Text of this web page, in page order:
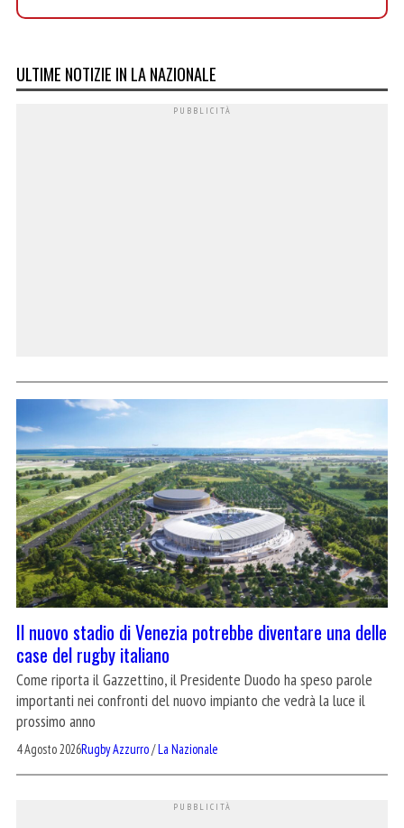
ULTIME NOTIZIE IN LA NAZIONALE
Il nuovo stadio di Venezia potrebbe diventare una delle
case del rugby italiano
Come riporta il Gazzettino, il Presidente Duodo ha speso parole
importanti nei confronti del nuovo impianto che vedrà la luce il
prossimo anno
4 Agosto 2026Rugby Azzurro/La Nazionale